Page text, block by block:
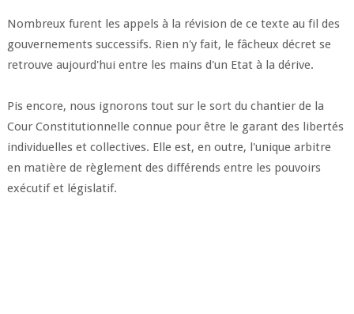
Nombreux furent les appels à la révision de ce texte au fil des
gouvernements successifs. Rien n'y fait, le fâcheux décret se
retrouve aujourd'hui entre les mains d'un Etat à la dérive.
Pis encore, nous ignorons tout sur le sort du chantier de la
Cour Constitutionnelle connue pour être le garant des libertés
individuelles et collectives. Elle est, en outre, l'unique arbitre
en matière de règlement des différends entre les pouvoirs
exécutif et législatif.